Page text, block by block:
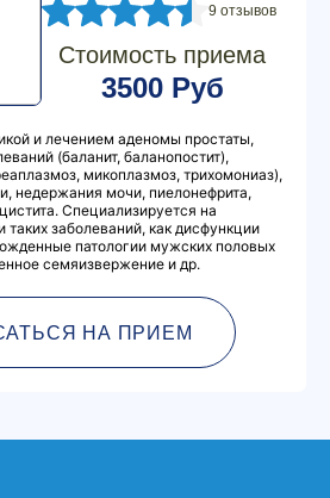
9 отзывов
Стоимость приема
3500 Руб
и лечением аденомы простаты,
(баланит, баланопостит),
микоплазмоз, трихомониаз),
недержания мочи, пиелонефрита,
Специализируется на
таких заболеваний, как дисфункции
патологии мужских половых
семяизвержение и др.
НА ПРИЕМ